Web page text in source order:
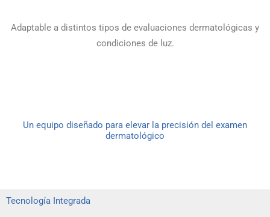
Adaptable a distintos tipos de evaluaciones dermatológicas y
condiciones de luz.
Un equipo diseñado para elevar la precisión del examen
dermatológico
Tecnología Integrada